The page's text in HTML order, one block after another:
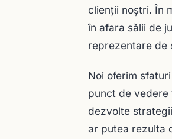
clienții noștri. În
în afara sălii de
reprezentare de
Noi oferim
punct de
dezvolte
ar putea rezulta